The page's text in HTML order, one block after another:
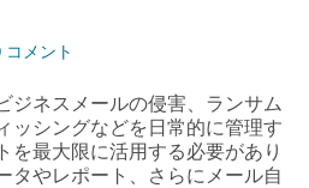
コメント
ジネスメールの侵害、ランサム
ッシングなどを日常的に管理す
を最大限に活用する必要があり
タやレポート、さらにメール自